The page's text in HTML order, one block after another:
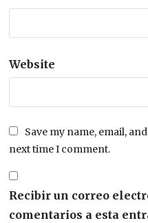
Website
Save my name, email,
next time I comment.
Recibir un correo
comentarios a esta